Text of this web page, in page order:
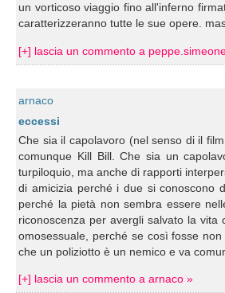
un vorticoso viaggio fino all'inferno
caratterizzeranno tutte le sue opere.
[+] lascia un commento a
arnaco
eccessi
Che sia il capolavoro (nel senso di il
comunque Kill Bill. Che sia un
turpiloquio, ma anche di rapporti
di amicizia perché i due si conoscono
perché la pietà non sembra essere
riconoscenza per avergli salvato la
omosessuale, perché se così fosse
che un poliziotto è un nemico e va
[+] lascia un commento a arnaco »